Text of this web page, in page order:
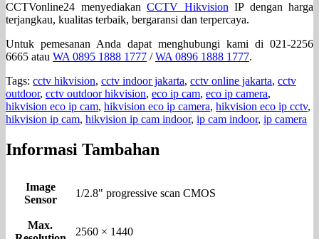
CCTVonline24 menyediakan CCTV Hikvision IP dengan harga
terjangkau, kualitas terbaik, bergaransi dan terpercaya.
Untuk pemesanan Anda dapat menghubungi kami di 021-2256
6665 atau WA 0895 1888 1777 /WA 0896 1888 1777.
Tags: cctv hikvision, cctv indoor jakarta, cctv online jakarta, cctv
outdoor, cctv outdoor hikvision, eco ip cam, eco ip camera,
hikvision eco ip cam, hikvision eco ip camera, hikvision eco ip cctv,
hikvision ip cam, hikvision ip cam indoor, ip cam indoor, ip camera
Informasi Tambahan
Image
Sensor
1/2.8" progressive scan CMOS
Max.
2560 × 1440